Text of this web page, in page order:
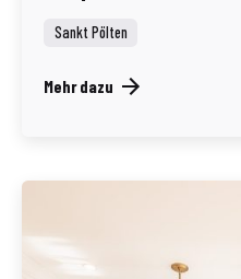
Sankt Pölten
Mehr dazu